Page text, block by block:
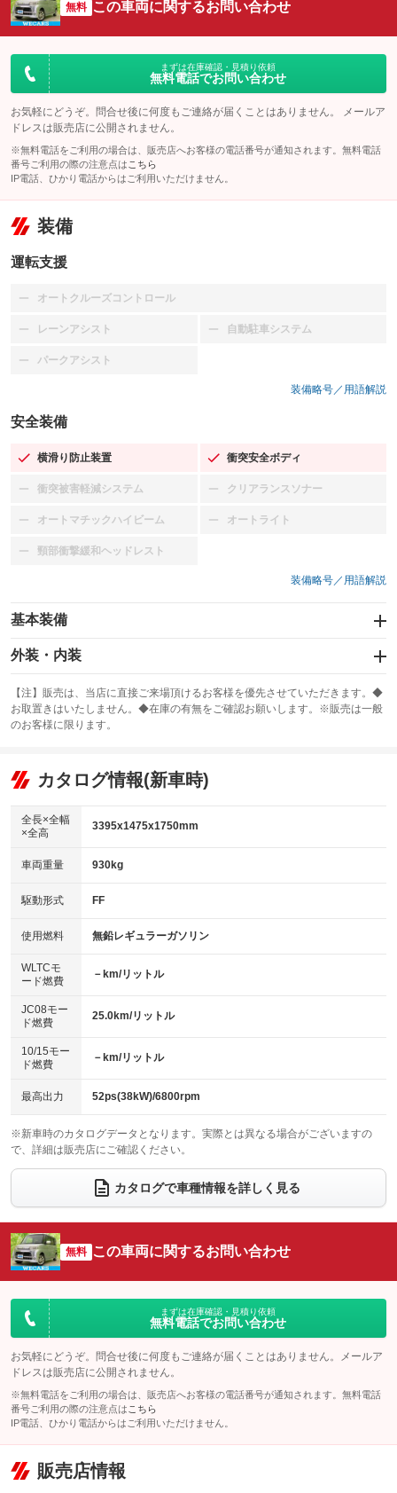
無料 この車両に関するお問い合わせ
まずは在庫確認・見積り依頼
無料電話でお問い合わせ
お気軽にどうぞ。問合せ後に何度もご連絡が届くことはありません。 メールア
ドレスは販売店に公開されません。
※無料電話をご利用の場合は、販売店へお客様の電話番号が通知されます。無料電話
番号ご利用の際の注意点は こちら
IP電話、ひかり電話からはご利用いただけません。
装備
運転支援
オートクルーズコントロール
：装備なし
レーンアシスト
：装備なし 自動駐車システム
：装備なし
パークアシスト
：装備なし
装備略号／用語解説
安全装備
横滑り防止装置
：装備あり 衝突安全ボディ
：装備あり
衝突被害軽減システム
：装備なし クリアランスソナー
：装備なし
オートマチックハイビーム
：装備なし オートライト
：装備なし
頸部衝撃緩和ヘッドレスト
：装備なし
装備略号／用語解説
基本装備
エアバッグ：運転席/助手席
：装備あり
：装備あり
サンルーフ
：装備なし ABS
リフトアップ
：装備なし
：装備なし
パワーウィンドウ
アイドリングストップ
：装備あり
USB入力端子
：装備なし
100V電源
：装備なし
センターデフロック
：装備なし
電動格納ミラー
：装備あり
外装・内装
カーナビ：SDナビ
：装備あり
TV：フルセグ
：装備あり
ビジュアル：-／DVD再生
：装備あり
：装備あり
革シート
キーレス
HID(キセノンライト)
：装備あり
バックカメラ
：装備あり
エアロ
：装備なし
：装備なし
パワーシート
ベンチシート
：装備なし
チップアップシート
：装備なし
：装備なし ：装備なし
ウォークスルー
：装備なし
電動リアゲート フロントカメラ
：装備なし
：装備なし ：装備なし
サイドカメラ
：装備なし ルーフレール
：装備なし
：装備なし
：装備なし
【注】販売は、当店に直接ご来場頂けるお客様を優先させていただきます。◆
お取置きはいたしません。◆在庫の有無をご確認お願いします。※販売は一般
のお客様に限ります。
カタログ情報(新車時)
全長×全幅
×全高
3395x1475x1750mm
車両重量 930kg
駆動形式 FF
使用燃料 無鉛レギュラーガソリン
WLTCモ
ード燃費
－km/リットル
JC08モー
ド燃費
25.0km/リットル
10/15モー
ド燃費
－km/リットル
最高出力 52ps(38kW)/6800rpm
※新車時のカタログデータとなります。実際とは異なる場合がございますの
で、詳細は販売店にご確認ください。
カタログで車種情報を詳しく見る
無料 この車両に関するお問い合わせ
まずは在庫確認・見積り依頼
無料電話でお問い合わせ
お気軽にどうぞ。問合せ後に何度もご連絡が届くことはありません。メールア
ドレスは販売店に公開されません。
※無料電話をご利用の場合は、販売店へお客様の電話番号が通知されます。無料電話
番号ご利用の際の注意点は こちら
IP電話、ひかり電話からはご利用いただけません。
販売店情報